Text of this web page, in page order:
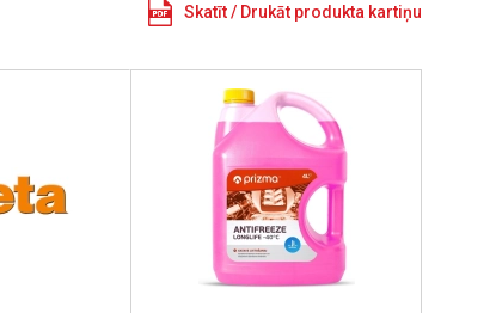
Skatīt / Drukāt produkta kartiņu